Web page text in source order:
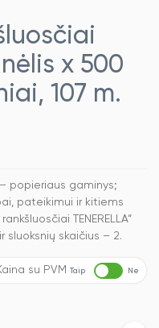
x 500
107 m.
– popieriaus gaminys;
pateikimui ir kitiems
TENERELLA“
sluoksnių skaičius – 2.
su PVM Taip Ne